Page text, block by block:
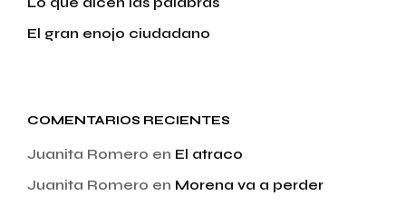
El gran enojo ciudadano
COMENTARIOS RECIENTES
Juanita Romero en El atraco
Juanita Romero en Morena va a perder